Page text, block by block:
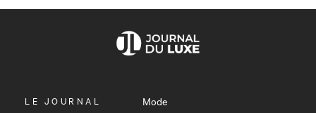
OUVRIR
LE JOURNAL
Mode